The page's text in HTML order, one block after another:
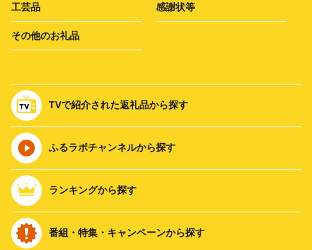
工芸品 感謝状等
その他のお礼品
TVで紹介された返礼品から探す
ふるラボチャンネルから探す
ランキングから探す
番組・特集・キャンペーンから探す